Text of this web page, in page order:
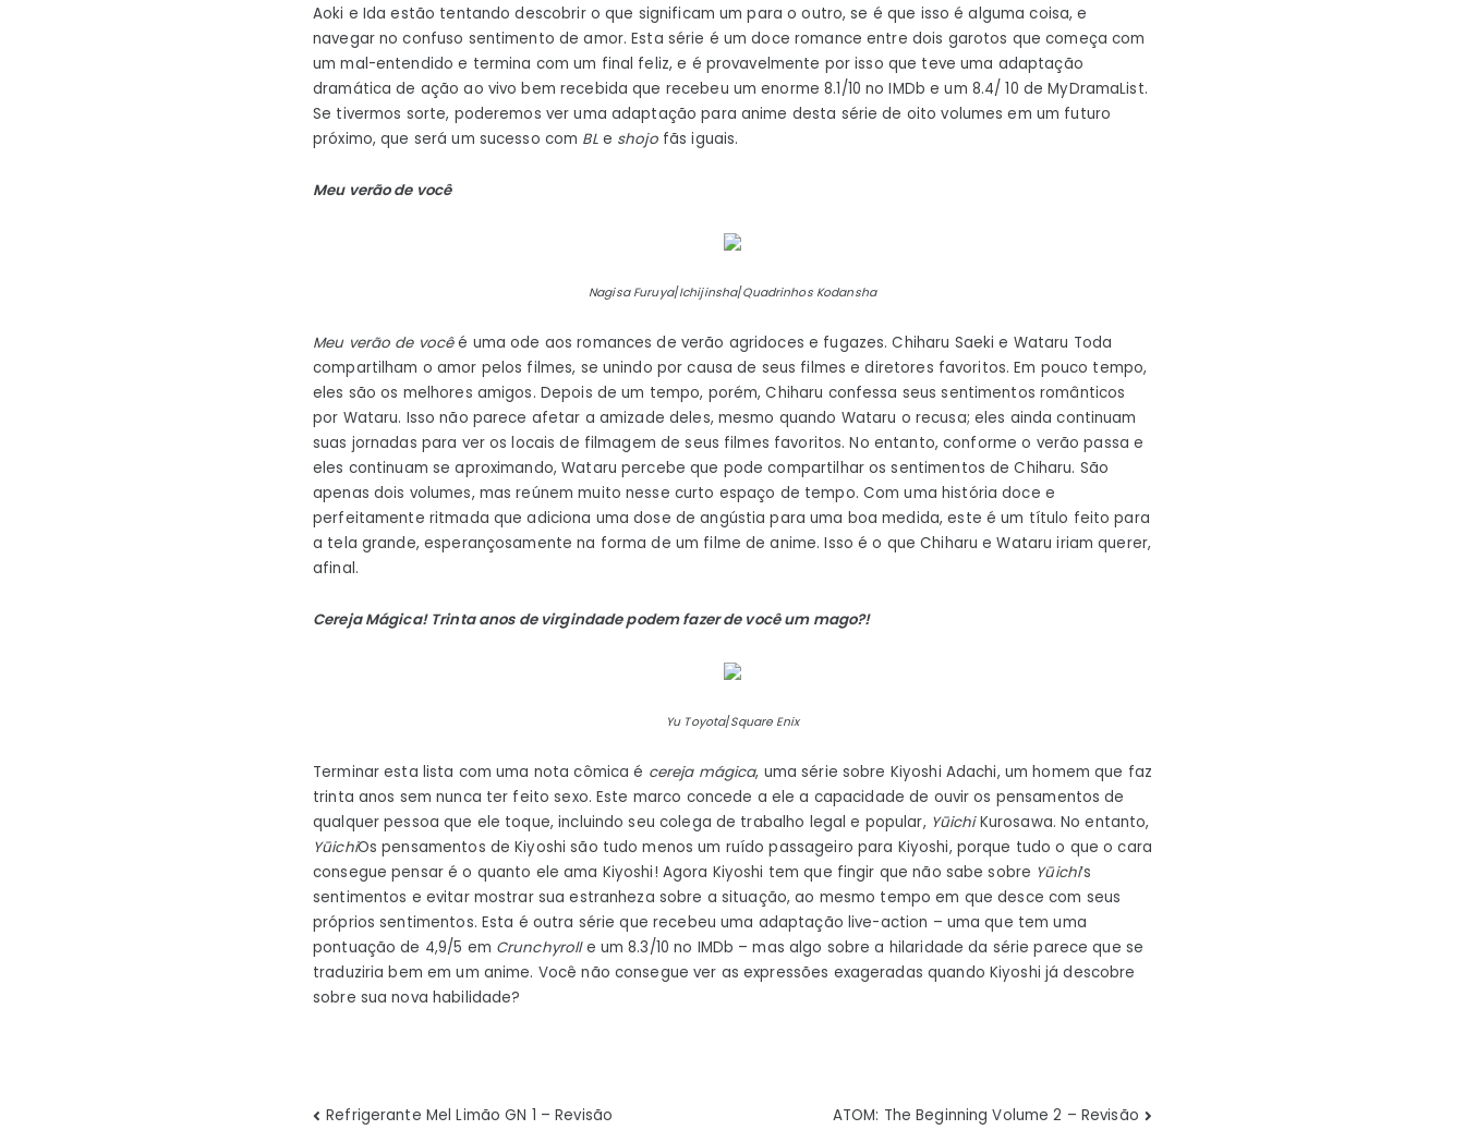
Aoki e Ida estão tentando descobrir o que significam um para o outro, se é que isso é alguma coisa, e
navegar no confuso sentimento de amor. Esta série é um doce romance entre dois garotos que começa com
um mal-entendido e termina com um final feliz, e é provavelmente por isso que teve uma adaptação
dramática de ação ao vivo bem recebida que recebeu um enorme 8.1/10 no IMDb e um 8.4/ 10 de MyDramaList.
Se tivermos sorte, poderemos ver uma adaptação para anime desta série de oito volumes em um futuro
próximo, que será um sucesso com BLe shojofãs iguais.
Meu verão de você
Nagisa Furuya/Ichijinsha/Quadrinhos Kodansha
Meu verão de vocêé uma ode aos romances de verão agridoces e fugazes. Chiharu Saeki e Wataru Toda
compartilham o amor pelos filmes, se unindo por causa de seus filmes e diretores favoritos. Em pouco tempo,
eles são os melhores amigos. Depois de um tempo, porém, Chiharu confessa seus sentimentos românticos
por Wataru. Isso não parece afetar a amizade deles, mesmo quando Wataru o recusa; eles ainda continuam
suas jornadas para ver os locais de filmagem de seus filmes favoritos. No entanto, conforme o verão passa e
eles continuam se aproximando, Wataru percebe que pode compartilhar os sentimentos de Chiharu. São
apenas dois volumes, mas reúnem muito nesse curto espaço de tempo. Com uma história doce e
perfeitamente ritmada que adiciona uma dose de angústia para uma boa medida, este é um título feito para
a tela grande, esperançosamente na forma de um filme de anime. Isso é o que Chiharu e Wataru iriam querer,
afinal.
Cereja Mágica! Trinta anos de virgindade podem fazer de você um mago?!
Yu Toyota/Square Enix
Terminar esta lista com uma nota cômica é cereja mágica, uma série sobre Kiyoshi Adachi, um homem que faz
trinta anos sem nunca ter feito sexo. Este marco concede a ele a capacidade de ouvir os pensamentos de
qualquer pessoa que ele toque, incluindo seu colega de trabalho legal e popular, YūichiKurosawa. No entanto,
YūichiOs pensamentos de Kiyoshi são tudo menos um ruído passageiro para Kiyoshi, porque tudo o que o cara
consegue pensar é o quanto ele ama Kiyoshi! Agora Kiyoshi tem que fingir que não sabe sobre Yūichi‘s
sentimentos e evitar mostrar sua estranheza sobre a situação, ao mesmo tempo em que desce com seus
próprios sentimentos. Esta é outra série que recebeu uma adaptação live-action – uma que tem uma
pontuação de 4,9/5 em Crunchyrolle um 8.3/10 no IMDb – mas algo sobre a hilaridade da série parece que se
traduziria bem em um anime. Você não consegue ver as expressões exageradas quando Kiyoshi já descobre
sobre sua nova habilidade?
Navegação
Refrigerante Mel Limão GN 1 – Revisão ATOM: The Beginning Volume 2 – Revisão